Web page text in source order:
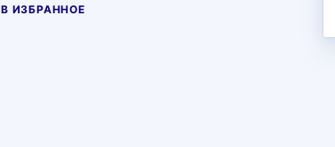
В ИЗБРАННОЕ